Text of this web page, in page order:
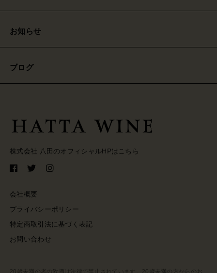
お知らせ
ブログ
会社概要
プライバシーポリシー
特定商取引法に基づく表記
お問い合わせ
株式会社 八田のオフィシャルHPはこちら
20歳未満の者の飲酒は法律で禁止されています。20歳未満の方からのお